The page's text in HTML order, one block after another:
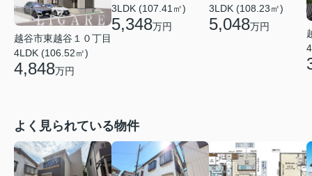
越谷市東越谷１０丁目
4LDK (106.52㎡)
4,848万円
3LDK (107.41㎡)
5,348万円
3LDK (108.23㎡)
5,048万円
よく見られている物件